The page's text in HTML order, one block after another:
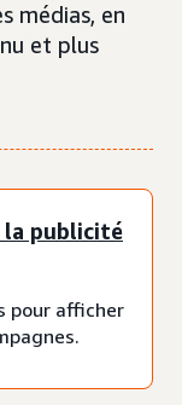
médias, en
et plus
la publicité
pour afficher